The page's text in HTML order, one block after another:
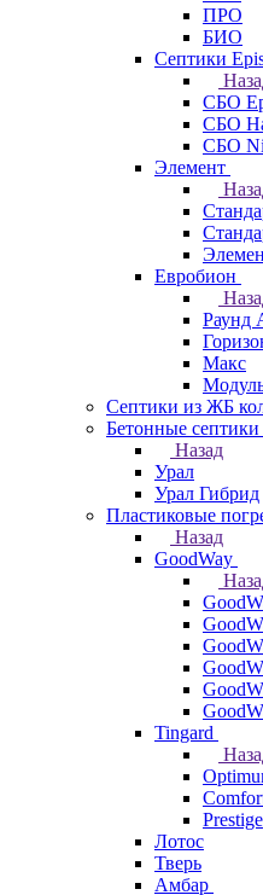
ПРО
БИО
Септики
СБО
СБО
СБО
Элемент
Евробион
Раунд
Макс
Септики из ЖБ
Бетонные септики
Назад
Урал
Урал Гибрид
Пластиковые
Назад
GoodWay
Tingard
Prestige
Лотос
Тверь
Амбар